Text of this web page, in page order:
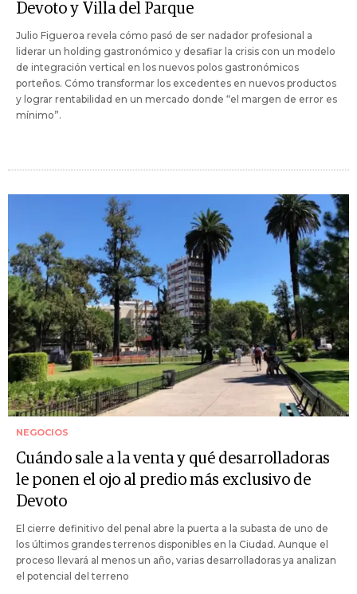
Devoto y Villa del Parque
Julio Figueroa revela cómo pasó de ser nadador profesional a
liderar un holding gastronómico y desafiar la crisis con un modelo
de integración vertical en los nuevos polos gastronómicos
porteños. Cómo transformar los excedentes en nuevos productos
y lograr rentabilidad en un mercado donde “el margen de error es
mínimo”.
NEGOCIOS
Cuándo sale a la venta y qué desarrolladoras
le ponen el ojo al predio más exclusivo de
Devoto
El cierre definitivo del penal abre la puerta a la subasta de uno de
los últimos grandes terrenos disponibles en la Ciudad. Aunque el
proceso llevará al menos un año, varias desarrolladoras ya analizan
el potencial del terreno